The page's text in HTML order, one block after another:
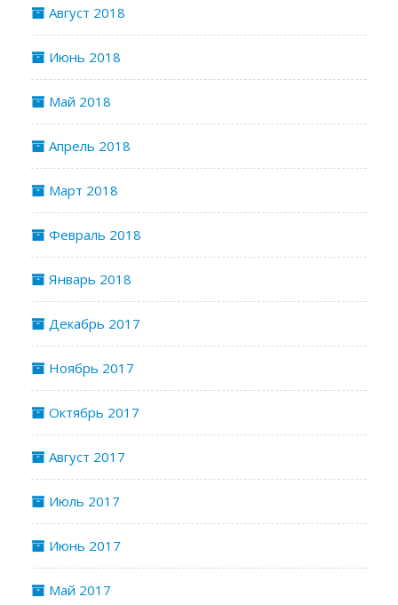
Август 2018
Июнь 2018
Май 2018
Апрель 2018
Март 2018
Февраль 2018
Январь 2018
Декабрь 2017
Ноябрь 2017
Октябрь 2017
Август 2017
Июль 2017
Июнь 2017
Май 2017